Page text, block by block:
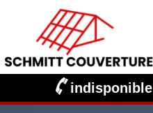
indisponible